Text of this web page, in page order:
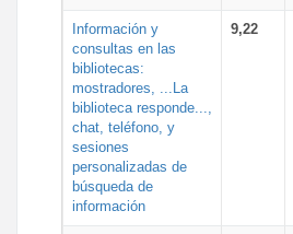
Información y
consultas en las
bibliotecas:
mostradores, ...La
biblioteca responde...,
chat, teléfono, y
sesiones
personalizadas de
búsqueda de
información
9,22